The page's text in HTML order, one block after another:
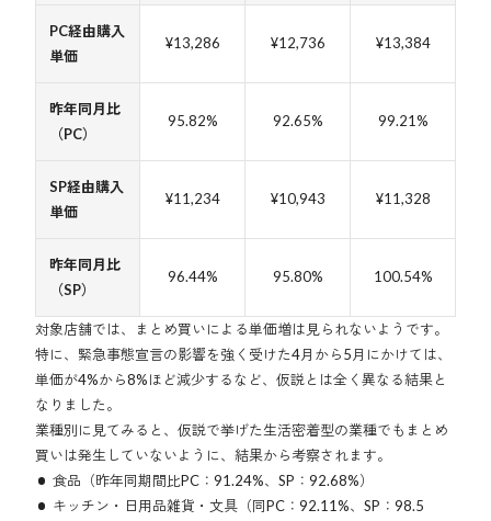
PC経由購入
単価
¥13,286 ¥12,736 ¥13,384
昨年同月比
（PC）
95.82% 92.65% 99.21%
SP経由購入
単価
¥11,234 ¥10,943 ¥11,328
昨年同月比
（SP）
96.44% 95.80% 100.54%
対象店舗では、まとめ買いによる単価増は見られないようです。
特に、緊急事態宣言の影響を強く受けた4月から5月にかけては、
単価が4%から8%ほど減少するなど、仮説とは全く異なる結果と
なりました。
業種別に見てみると、仮説で挙げた生活密着型の業種でもまとめ
買いは発生していないように、結果から考察されます。
食品（昨年同期間比PC：91.24%、SP：92.68%）
キッチン・日用品雑貨・文具（同PC：92.11%、SP：98.5